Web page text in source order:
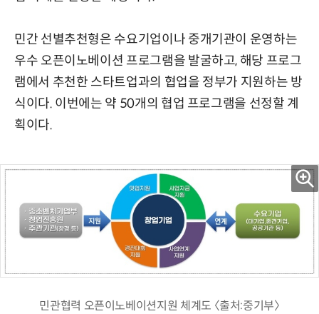
민간 선별추천형은 수요기업이나 중개기관이 운영하는
우수 오픈이노베이션 프로그램을 발굴하고, 해당 프로그
램에서 추천한 스타트업과의 협업을 정부가 지원하는 방
식이다. 이번에는 약 50개의 협업 프로그램을 선정할 계
획이다.
민관협력 오픈이노베이션지원 체계도 〈출처:중기부〉